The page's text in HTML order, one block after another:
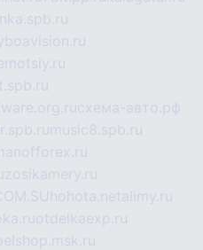
схема-авто.рф
music8.spb.ru
zosikamery.ru
hohota.net alimy.ru
otdelkaexp.ru